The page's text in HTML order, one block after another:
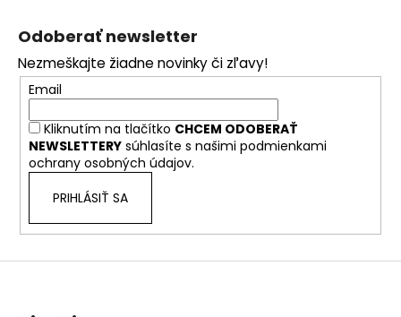
Odoberať newsletter
Nezmeškajte žiadne novinky či zľavy!
Email
Kliknutím na tlačítko CHCEM ODOBERAŤ
NEWSLETTERYsúhlasíte s našimi podmienkami
ochrany osobných údajov.
PRIHLÁSIŤ SA